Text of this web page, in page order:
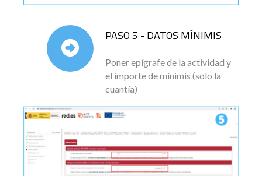
PASO 5 - DATOS MÍNIMIS
Poner epígrafe de la actividad y
el importe de mínimis (solo la
cuantía)